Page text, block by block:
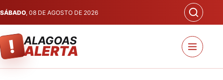
SÁBADO, 08 DE AGOSTO DE 2026
! ALAGOAS
ALERTA